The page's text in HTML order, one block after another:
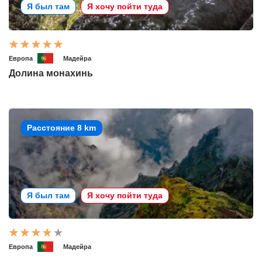
Я был там Я хочу пойти туда
Европа Мадейра
Долина монахинь
Расстояние 8 km
Я был там Я хочу пойти туда
Европа Мадейра